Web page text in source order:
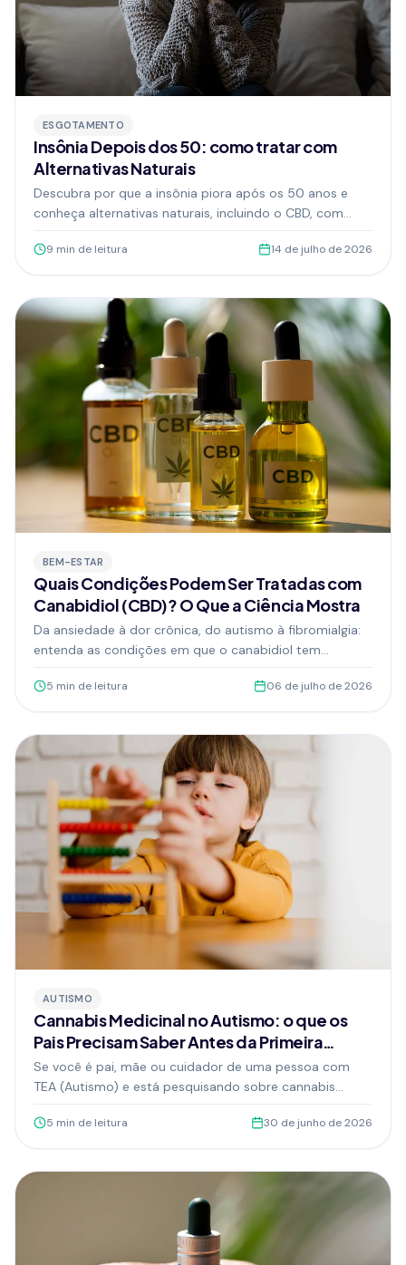
ESGOTAMENTO
Insônia Depois dos 50: como tratar com
Alternativas Naturais
Descubra por que a insônia piora após os 50 anos e
conheça alternativas naturais, incluindo o CBD, com
9 min de leitura 14 de julho de 2026
BEM-ESTAR
Quais Condições Podem Ser Tratadas com
Canabidiol (CBD)? O Que a Ciência Mostra
Da ansiedade à dor crônica, do autismo à fibromialgia:
entenda as condições em que o canabidiol tem
o tratamento com acompanhamento médico.
5 min de leitura 06 de julho de 2026
AUTISMO
Cannabis Medicinal no Autismo: o que os
Pais Precisam Saber Antes da Primeira
Consulta
Se você é pai, mãe ou cuidador de uma pessoa com
TEA (Autismo) e está pesquisando sobre cannabis
com informação clara, honesta e útil para a decisão de
5 min de leitura 30 de junho de 2026